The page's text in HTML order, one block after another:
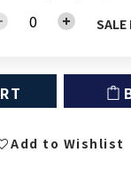
Add to Wishlist